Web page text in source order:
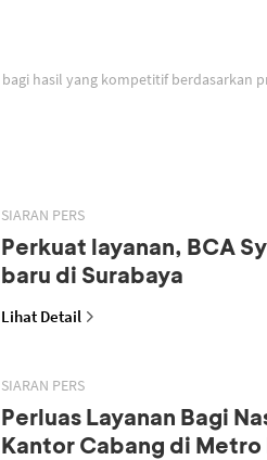
SIARAN PERS
Perkuat layanan, BCA
baru di Surabaya
Lihat Detail
SIARAN PERS
Perluas Layanan Bagi
Kantor Cabang di Metro